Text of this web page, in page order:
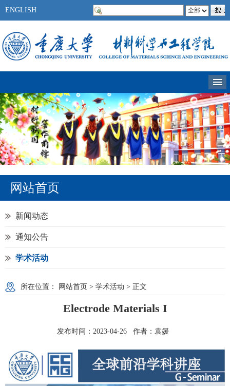
ENGLISH
网站首页
新闻动态
通知公告
学术活动
所在位置： 网站首页 > 学术活动 > 正文
Electrode Materials I
发布时间：2023-04-26 作者：袁媛